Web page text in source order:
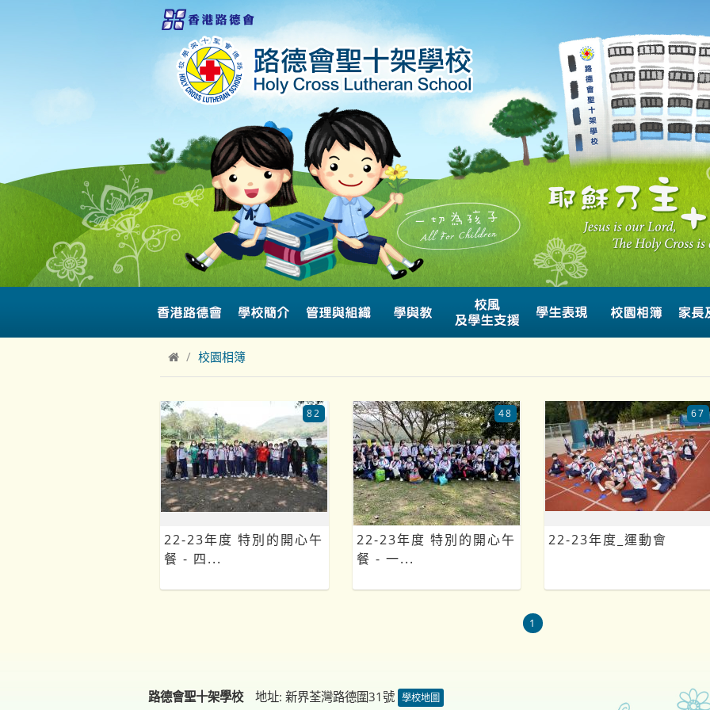
校園相簿
22-23年度 特別的開心午
餐 - 四...
82
22-23年度 特別的開心午
餐 - 一...
48
22-23年度_運動會
67
1
路德會聖十架學校 地址: 新界荃灣路德圍31號 學校地圖